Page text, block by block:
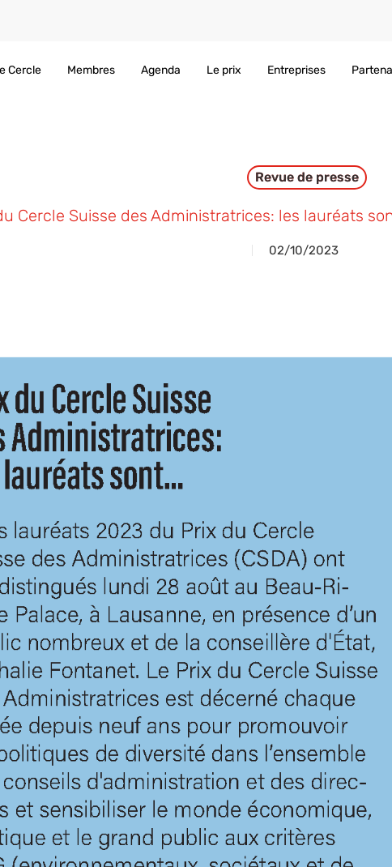
Cercle Membres Agenda Le prix Entreprises
Revue de presse
Cercle Suisse des Administratrices: les lauréats
02/10/2023